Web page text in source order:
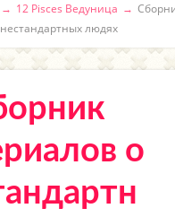
→ 12 Pisces Ведуница →
людях
о